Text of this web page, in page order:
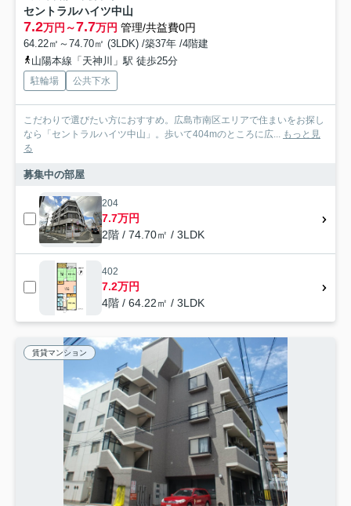
セントラルハイツ中山
7.2万円～7.7万円 管理/共益費0円
64.22㎡～74.70㎡ (3LDK) /築37年 /4階建
山陽本線「天神川」駅 徒歩25分
駐輪場 公共下水
こだわりで選びたい方におすすめ。広島市南区エリアで住まいをお探し
なら「セントラルハイツ中山」。歩いて404mのところに広... もっと見
る
募集中の部屋
204
7.7万円
2階 / 74.70㎡ / 3LDK
402
7.2万円
4階 / 64.22㎡ / 3LDK
賃貸マンション